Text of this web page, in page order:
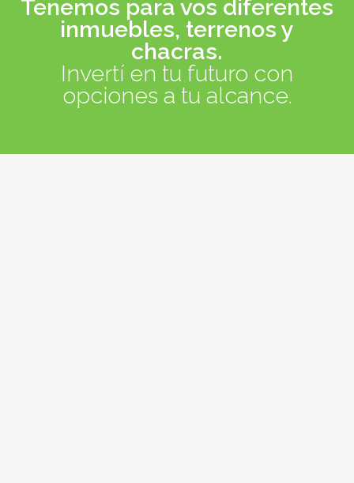
Tenemos para vos diferentes
inmuebles, terrenos y
chacras.
Invertí en tu futuro con
opciones a tu alcance.